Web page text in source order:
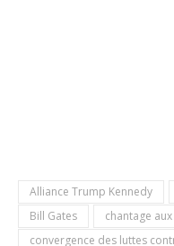
Alliance Trump Kennedy
Bill Gates
chantage
convergence des luttes